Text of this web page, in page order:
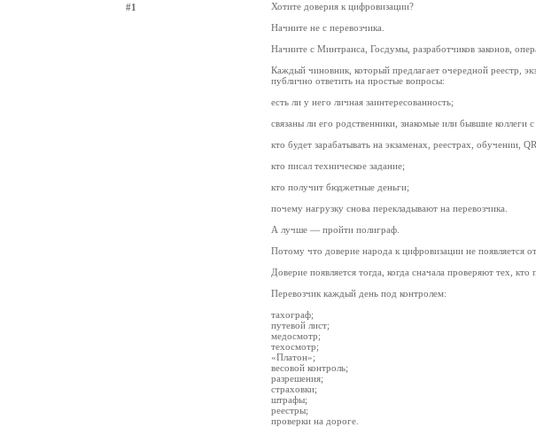
#1
Хотите доверия к цифровизации?
Начните не с перевозчика.
Начните с Минтранса, Госдумы, разработчиков законов,
Каждый чиновник, который предлагает очередной реестр,
публично ответить на простые вопросы:
есть ли у него личная заинтересованность;
связаны ли его родственники, знакомые или бывшие
кто будет зарабатывать на экзаменах, реестрах, обучении,
кто писал техническое задание;
кто получит бюджетные деньги;
почему нагрузку снова перекладывают на перевозчика.
А лучше — пройти полиграф.
Потому что доверие народа к цифровизации не появляется
Доверие появляется тогда, когда сначала проверяют тех,
Перевозчик каждый день под контролем:
тахограф;
путевой лист;
медосмотр;
техосмотр;
«Платон»;
весовой контроль;
разрешения;
страховки;
штрафы;
реестры;
проверки на дороге.